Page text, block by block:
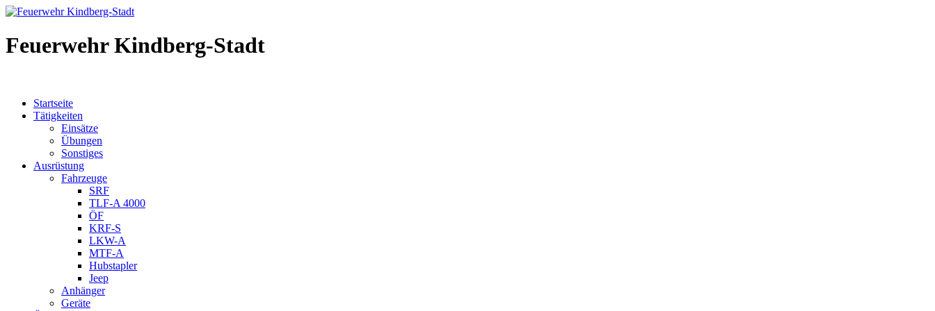
Feuerwehr Kindberg-Stadt
Startseite
Tätigkeiten
Einsätze
Übungen
Sonstiges
Ausrüstung
Fahrzeuge
SRF
TLF-A 4000
ÖF
KRF-S
LKW-A
MTF-A
Hubstapler
Jeep
Anhänger
Geräte